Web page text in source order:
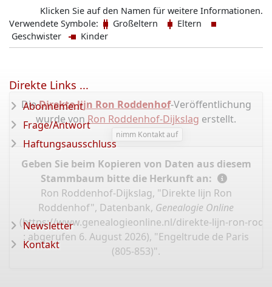
Klicken Sie auf den Namen für weitere Informationen.
Verwendete Symbole:
Großeltern
Eltern
Geschwister
Kinder
DieDirekte lijn Ron Roddenhof-Veröffentlichung
wurde von Ron Roddenhof-Dijkslag erstellt.
nimm Kontakt auf
Geben Sie beim Kopieren von Daten aus diesem
Stammbaum bitte die Herkunft an:
Ron Roddenhof-Dijkslag, "Direkte lijn Ron
Roddenhof", Datenbank, Genealogie Online
(https://www.genealogieonline.nl/direkte-lijn-ron-
: abgerufen 6. August 2026), "Engeltrude de Paris
(805-853)".
Direkte Links ...
Abonnement
Frage/Antwort
Haftungsausschluss
Newsletter
Kontakt